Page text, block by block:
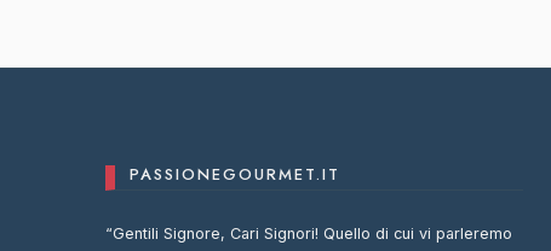
PASSIONEGOURMET.IT
“Gentili Signore, Cari Signori! Quello di cui vi parleremo